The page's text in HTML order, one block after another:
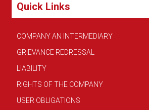
Quick Links
COMPANY AN INTERMEDIARY
GRIEVANCE REDRESSAL
LIABILITY
RIGHTS OF THE COMPANY
USER OBLIGATIONS